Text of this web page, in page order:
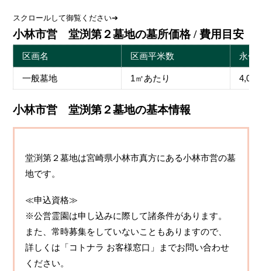
スクロールして御覧ください➔
小林市営 堂渕第２墓地の墓所価格 / 費用目安
区画名 区画平米数 永代
一般墓地 1㎡あたり
小林市営 堂渕第２墓地の基本情報
堂渕第２墓地は宮崎県小林市真方にある小林市営の墓
地です。
≪申込資格≫
※公営霊園は申し込みに際して諸条件があります。
また、常時募集をしていないこともありますので、
詳しくは「コトナラ お客様窓口」までお問い合わせ
ください。